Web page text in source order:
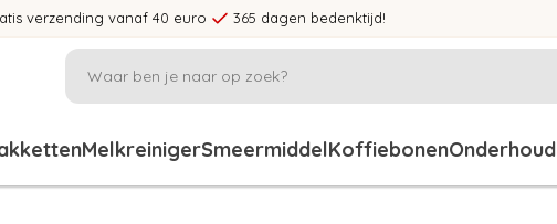
verzending vanaf 40 euro 365 dagen bedenktijd!
MelkreinigerSmeermiddelKoffiebonenOnderhoud